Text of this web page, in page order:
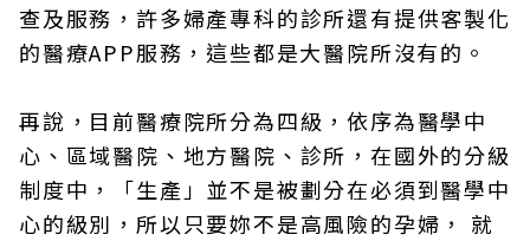
查及服務，許多婦產專科的診所還有提供客製化
的醫療APP服務，這些都是大醫院所沒有的。
再說，目前醫療院所分為四級，依序為醫學中
心、區域醫院、地方醫院、診所，在國外的分級
制度中，「生產」並不是被劃分在必須到醫學中
心的級別，所以只要妳不是高風險的孕婦， 就